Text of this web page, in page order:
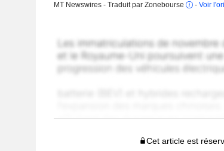
MT Newswires - Traduit par Zonebourse
- Voir
Cet article est